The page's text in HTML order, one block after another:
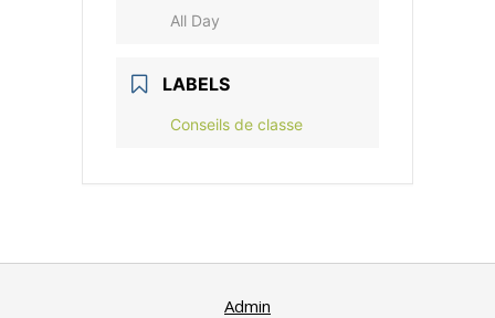
All Day
LABELS
Conseils de classe
Admin